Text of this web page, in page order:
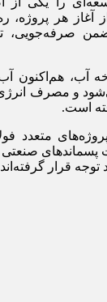
آغاز هر پروژه،
صرفه‌جویی،
آب،
و مصرف
متعدد
پسماندهای
توجه قرار